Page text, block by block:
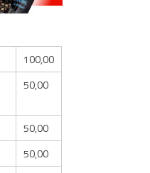
100,00
50,00
50,00
50,00